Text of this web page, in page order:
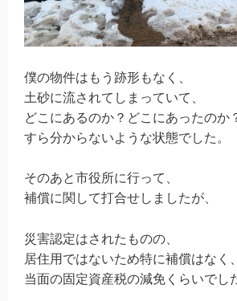
僕の物件はもう跡形もなく、
土砂に流されてしまっていて、
どこにあるのか？どこにあったのか
すら分からないような状態でした。
そのあと市役所に行って、
補償に関して打合せしましたが、
災害認定はされたものの、
居住用ではないため特に補償はなく、
当面の固定資産税の減免くらいでし